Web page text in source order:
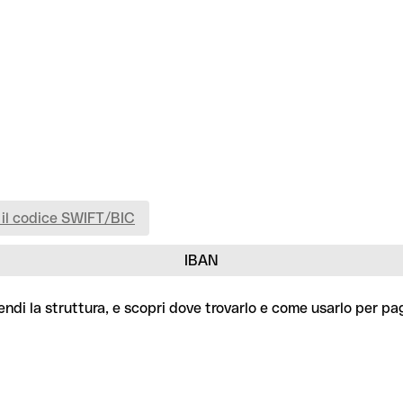
IBAN
il codice SWIFT/BIC
la struttura, e scopri dove trovarlo e come usarlo per